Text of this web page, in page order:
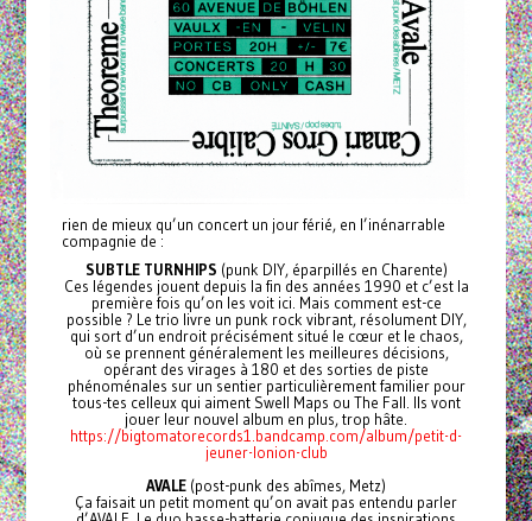
rien de mieux qu’un concert un jour férié, en l’inénarrable
compagnie de :
SUBTLE TURNHIPS (punk DIY, éparpillés en Charente)
Ces légendes jouent depuis la fin des années 1990 et c’est la
première fois qu’on les voit ici. Mais comment est-ce
possible ? Le trio livre un punk rock vibrant, résolument DIY,
qui sort d’un endroit précisément situé le cœur et le chaos,
où se prennent généralement les meilleures décisions,
opérant des virages à 180 et des sorties de piste
phénoménales sur un sentier particulièrement familier pour
tous-tes celleux qui aiment Swell Maps ou The Fall. Ils vont
jouer leur nouvel album en plus, trop hâte.
https://bigtomatorecords1.bandcamp.com/album/petit-d-
jeuner-lonion-club
AVALE (post-punk des abîmes, Metz)
Ça faisait un petit moment qu’on avait pas entendu parler